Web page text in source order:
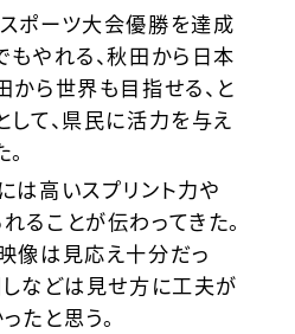
ポーツ大会優勝を達成
もやれる、秋田から日本
から世界も目指せる、と
して、県民に活力を与え
は高いスプリント力や
ることが伝わってきた。
像は見応え十分だっ
しなどは見せ方に工夫が
たと思う。